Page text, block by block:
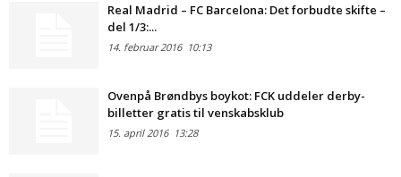
Real Madrid – FC Barcelona: Det forbudte skifte –
del 1/3:...
14. februar 201610:13
Ovenpå Brøndbys boykot: FCK uddeler derby-
billetter gratis til venskabsklub
15. april 201613:28